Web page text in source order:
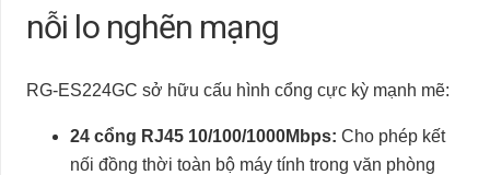
nỗi lo nghẽn mạng
RG-ES224GC sở hữu cấu hình cổng cực kỳ mạnh mẽ:
24 cổng RJ45 10/100/1000Mbps: Cho phép kết
nối đồng thời toàn bộ máy tính trong văn phòng